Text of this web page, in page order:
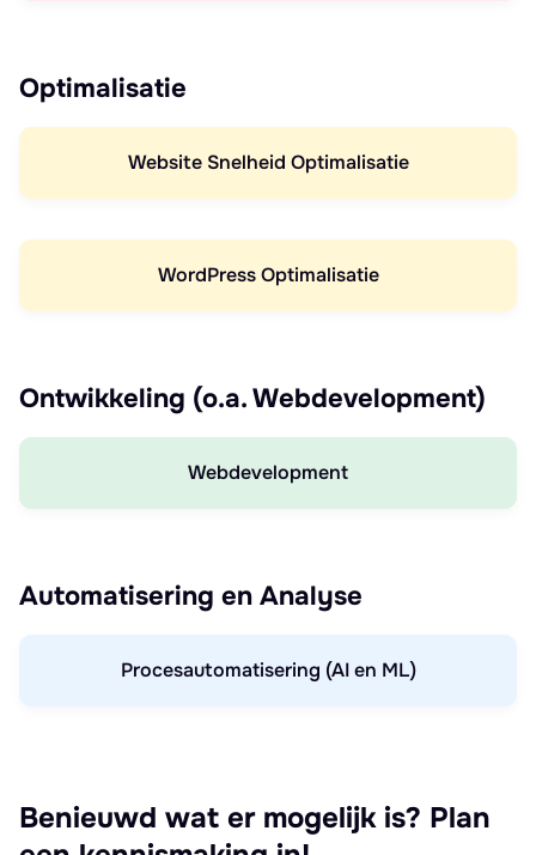
Optimalisatie
Website Snelheid Optimalisatie
WordPress Optimalisatie
Ontwikkeling (o.a. Webdevelopment)
Webdevelopment
Automatisering en Analyse
Procesautomatisering (AI en ML)
Benieuwd wat er mogelijk is? Plan